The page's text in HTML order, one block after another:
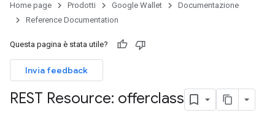
Home page Prodotti Google Wallet
Documentazione
Reference Documentation
Questa pagina è stata utile?
Invia feedback
REST Resource: offerclass